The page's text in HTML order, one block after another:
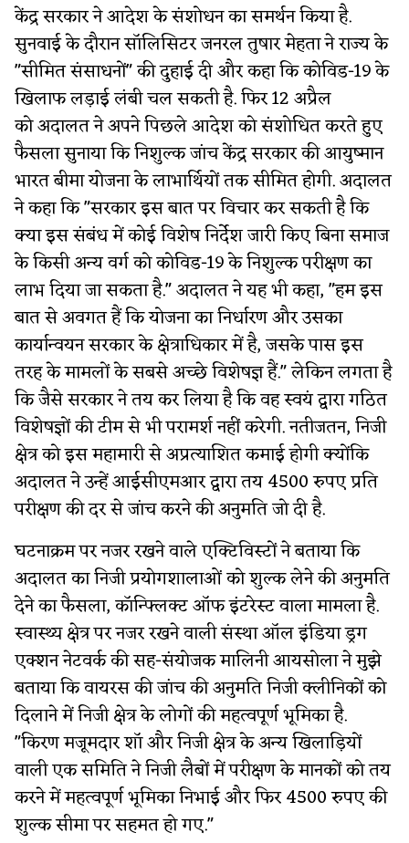
केंद्र सरकार ने आदेश के संशोधन का समर्थन किया है.
सुनवाई के दौरान सॉलिसिटर जनरल तुषार मेहता ने राज्य के
"सीमित संसाधनों" की दुहाई दी और कहा कि कोविड-19 के
खिलाफ लड़ाई लंबी चल सकती है. फिर 12 अप्रैल
को अदालत ने अपने पिछले आदेश को संशोधित करते हुए
फैसला सुनाया कि निशुल्क जांच केंद्र सरकार की आयुष्मान
भारत बीमा योजना के लाभार्थियों तक सीमित होगी. अदालत
ने कहा कि "सरकार इस बात पर विचार कर सकती है कि
क्या इस संबंध में कोई विशेष निर्देश जारी किए बिना समाज
के किसी अन्य वर्ग को कोविड-19 के निशुल्क परीक्षण का
लाभ दिया जा सकता है." अदालत ने यह भी कहा, "हम इस
बात से अवगत हैं कि योजना का निर्धारण और उसका
कार्यान्वयन सरकार के क्षेत्राधिकार में है, जसके पास इस
तरह के मामलों के सबसे अच्छे विशेषज्ञ हैं." लेकिन लगता है
कि जैसे सरकार ने तय कर लिया है कि वह स्वयं द्वारा गठित
विशेषज्ञों की टीम से भी परामर्श नहीं करेगी. नतीजतन, निजी
क्षेत्र को इस महामारी से अप्रत्याशित कमाई होगी क्योंकि
अदालत ने उन्हें आईसीएमआर द्वारा तय 4500 रुपए प्रति
परीक्षण की दर से जांच करने की अनुमति जो दी है.
घटनाक्रम पर नजर रखने वाले एक्टिविस्टों ने बताया कि
अदालत का निजी प्रयोगशालाओं को शुल्क लेने की अनुमति
देने का फैसला, कॉन्फ्लिक्ट ऑफ इंटरेस्ट वाला मामला है.
स्वास्थ्य क्षेत्र पर नजर रखने वाली संस्था ऑल इंडिया ड्रग
एक्शन नेटवर्क की सह-संयोजक मालिनी आयसोला ने मुझे
बताया कि वायरस की जांच की अनुमति निजी क्लीनिकों को
दिलाने में निजी क्षेत्र के लोगों की महत्वपूर्ण भूमिका है.
"किरण मजूमदार शॉ और निजी क्षेत्र के अन्य खिलाड़ियों
वाली एक समिति ने निजी लैबों में परीक्षण के मानकों को तय
करने में महत्वपूर्ण भूमिका निभाई और फिर 4500 रुपए की
शुल्क सीमा पर सहमत हो गए."